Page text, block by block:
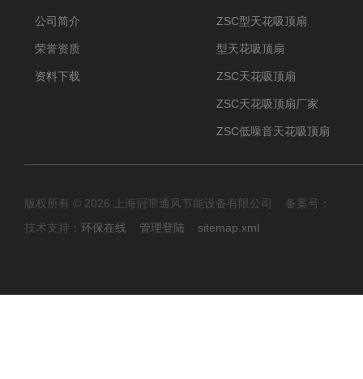
公司简介
荣誉资质
资料下载
ZSC型天花吸顶扇
型天花吸顶扇
ZSC天花吸顶扇
ZSC天花吸顶扇厂家
ZSC低噪音天花吸顶扇
版权所有 © 2026 上海冠带通风节能设备有限公司 备案号：
技术支持： 环保在线 管理登陆 sitemap.xml